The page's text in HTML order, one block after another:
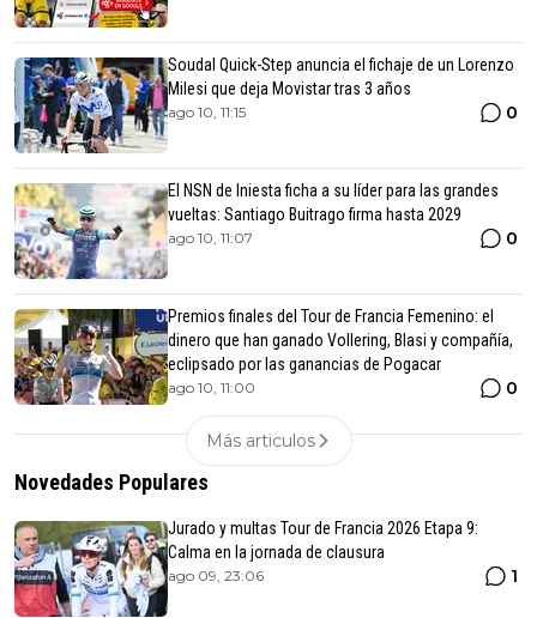
Soudal Quick-Step anuncia el fichaje de un Lorenzo
Milesi que deja Movistar tras 3 años
ago 10, 11:15 0
El NSN de Iniesta ficha a su líder para las grandes
vueltas: Santiago Buitrago firma hasta 2029
ago 10, 11:07 0
Premios finales del Tour de Francia Femenino: el
dinero que han ganado Vollering, Blasi y compañía,
eclipsado por las ganancias de Pogacar
ago 10, 11:00 0
Más articulos
Novedades Populares
Jurado y multas Tour de Francia 2026 Etapa 9:
Calma en la jornada de clausura
ago 09, 23:06 1